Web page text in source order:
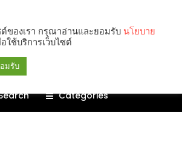
Categories
ต์ของเรา กรุณาอ่านและยอมรับ นโยบาย
อใช้บริการเว็บไซต์
มรับ